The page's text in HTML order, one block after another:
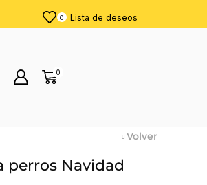
0 Lista de deseos
0
Volver
perros Navidad